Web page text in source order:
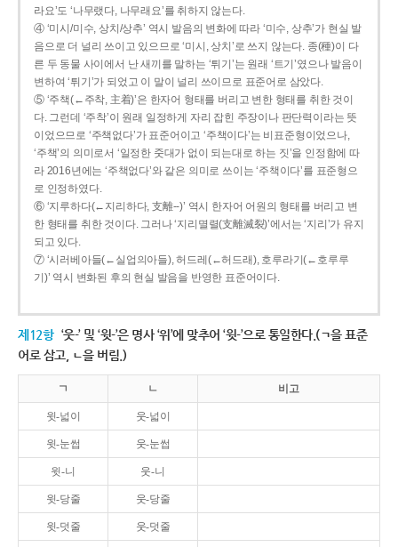
라요’도 ‘나무랬다, 나무래요’를 취하지 않는다.
④ ‘미시/미수, 상치/상추’ 역시 발음의 변화에 따라 ‘미수, 상추’가 현실 발
음으로 더 널리 쓰이고 있으므로 ‘미시, 상치’로 쓰지 않는다. 종(種)이 다
른 두 동물 사이에서 난 새끼를 말하는 ‘튀기’는 원래 ‘트기’였으나 발음이
변하여 ‘튀기’가 되었고 이 말이 널리 쓰이므로 표준어로 삼았다.
⑤ ‘주책(←주착, 主着)’은 한자어 형태를 버리고 변한 형태를 취한 것이
다. 그런데 ‘주착’이 원래 일정하게 자리 잡힌 주장이나 판단력이라는 뜻
이었으므로 ‘주책없다’가 표준어이고 ‘주책이다’는 비표준형이었으나,
‘주책’의 의미로서 ‘일정한 줏대가 없이 되는대로 하는 짓’을 인정함에 따
라 2016년에는 ‘주책없다’와 같은 의미로 쓰이는 ‘주책이다’를 표준형으
로 인정하였다.
⑥ ‘지루하다(←지리하다, 支離--)’ 역시 한자어 어원의 형태를 버리고 변
한 형태를 취한 것이다. 그러나 ‘지리멸렬(支離滅裂)’에서는 ‘지리’가 유지
되고 있다.
⑦ ‘시러베아들(←실업의아들), 허드레(←허드래), 호루라기(←호루루
기)’ 역시 변화된 후의 현실 발음을 반영한 표준어이다.
제12항 ‘웃-’ 및 ‘윗-’은 명사 ‘위’에 맞추어 ‘윗-’으로 통일한다.(ㄱ을 표준
어로 삼고, ㄴ을 버림.)
ㄱ ㄴ 비고
윗-넓이 웃-넓이
윗-눈썹 웃-눈썹
윗-니 웃-니
윗-당줄 웃-당줄
윗-덧줄 웃-덧줄